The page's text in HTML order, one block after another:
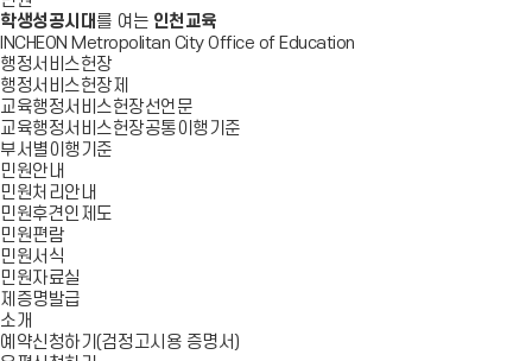
학생성공시대 를 여는 인천교육
INCHEON Metropolitan City Office of Education
행정서비스헌장
행정서비스헌장제
교육행정서비스헌장선언문
교육행정서비스헌장공통이행기준
부서별이행기준
민원안내
민원처리안내
민원후견인제도
민원편람
민원서식
민원자료실
제증명발급
소개
예약신청하기(검정고시용 증명서)